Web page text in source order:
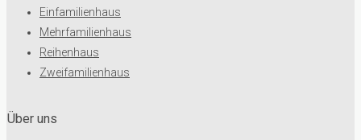
Einfamilienhaus
Mehrfamilienhaus
Reihenhaus
Zweifamilienhaus
Über uns